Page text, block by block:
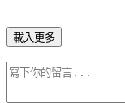
載入更多